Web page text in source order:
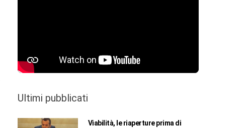
Ultimi pubblicati
Viabilità, le riaperture prima di